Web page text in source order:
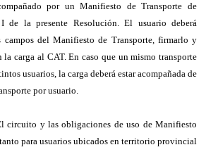
por un Manifiesto de Transporte de
de la presente Resolución. El usuario deberá
campos del Manifiesto de Transporte, firmarlo y
carga al CAT. En caso que un mismo transporte
usuarios, la carga deberá estar acompañada de
por usuario.
circuito y las obligaciones de uso de Manifiesto
para usuarios ubicados en territorio provincial